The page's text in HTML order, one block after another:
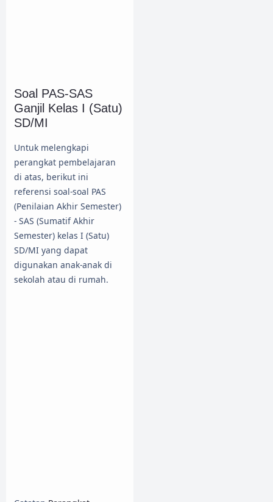
Soal PAS-SAS
Ganjil Kelas I (Satu)
SD/MI
Untuk melengkapi
perangkat pembelajaran
di atas, berikut ini
referensi soal-soal PAS
(Penilaian Akhir Semester)
- SAS (Sumatif Akhir
Semester) kelas I (Satu)
SD/MI yang dapat
digunakan anak-anak di
sekolah atau di rumah.